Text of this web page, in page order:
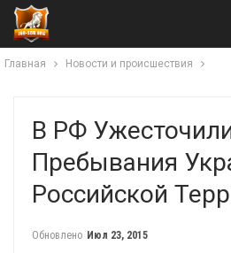
Главная Новости и происшествия
В РФ
Пребывания
Российской
Обновлено Июл 23, 2015